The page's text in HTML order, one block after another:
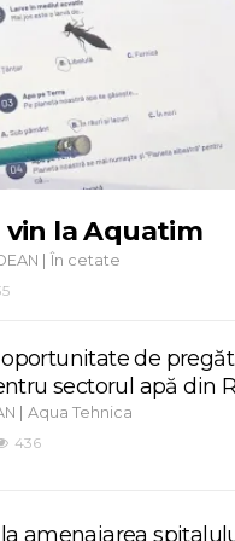
vin la Aquatim
| În cetate
de
sectorul apă din
| Aqua Tehnica
436
amenajarea